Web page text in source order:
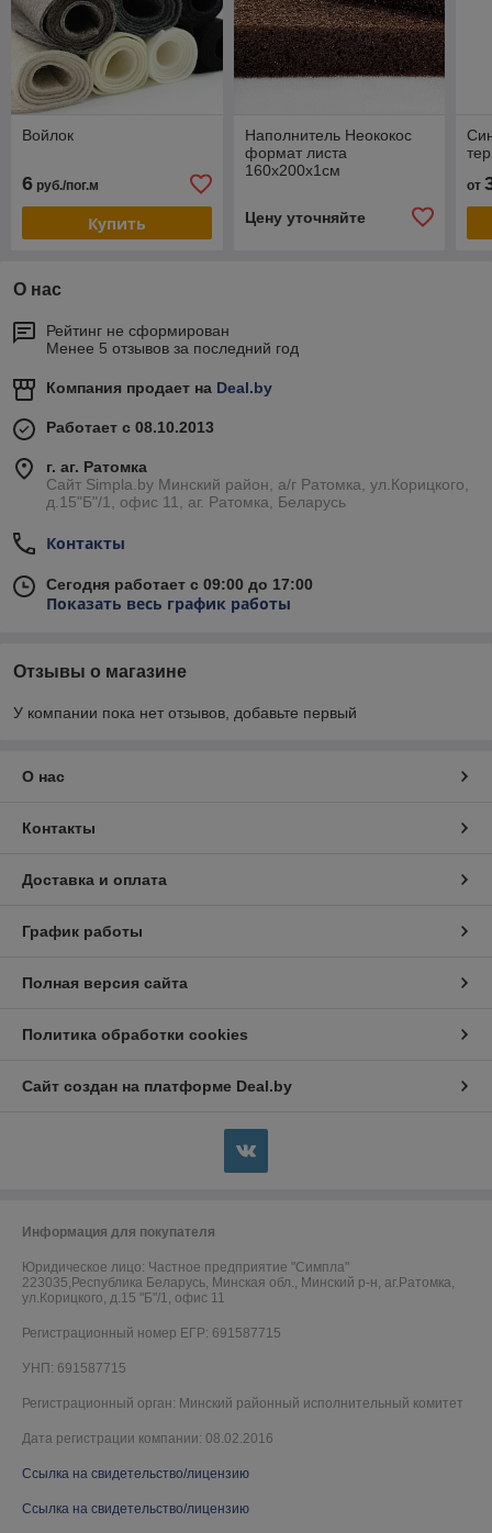
Войлок
6 руб./пог.м
Купить
Наполнитель Неококос
формат листа
160х200х1см
Цену уточняйте
от
О нас
Рейтинг не сформирован
Менее 5 отзывов за последний год
Компания продает на Deal.by
Работает с 08.10.2013
г. аг. Ратомка
Сайт Simpla.by Минский район, а/г Ратомка, ул.Корицкого,
д.15"Б"/1, офис 11, аг. Ратомка, Беларусь
Контакты
Сегодня работает с 09:00 до 17:00
Показать весь график работы
Отзывы о магазине
У компании пока нет отзывов, добавьте первый
О нас
Контакты
Доставка и оплата
График работы
Полная версия сайта
Политика обработки cookies
Сайт создан на платформе Deal.by
Информация для покупателя
Юридическое лицо: Частное предприятие "Симпла"
223035,Республика Беларусь, Минская обл., Минский р-н, аг.Ратомка,
ул.Корицкого, д.15 "Б"/1, офис 11
Регистрационный номер ЕГР: 691587715
УНП: 691587715
Регистрационный орган: Минский районный исполнительный комитет
Дата регистрации компании: 08.02.2016
Ссылка на свидетельство/лицензию
Ссылка на свидетельство/лицензию